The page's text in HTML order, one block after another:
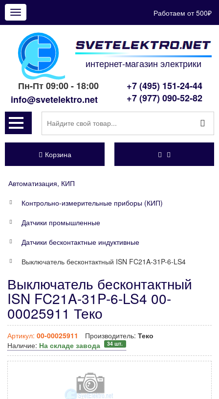
Показать
меню
Работаем от 500₽
интернет-магазин электрики
Пн-Пт 09:00 - 18:00
info@svetelektro.net
+7 (495) 151-24-44
+7 (977) 090-52-82
Корзина
Автоматизация, КИП
Контрольно-измерительные приборы (КИП)
Датчики промышленные
Датчики бесконтактные индуктивные
Выключатель бесконтактный ISN FC21A-31P-6-LS4
Выключатель бесконтактный
ISN FC21A-31P-6-LS4 00-
00025911 Теко
Артикул: 00-00025911 Производитель: Теко
Наличие: На складе завода 34 шт.